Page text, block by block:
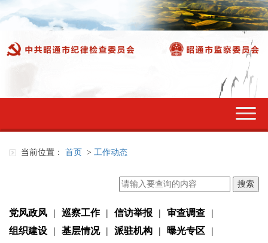
切
换
当前位置： 首页 > 工作动态
党风政风 | 巡察工作 | 信访举报 | 审查调查
|
组织建设
| 基层情况 | 派驻机构 | 曝光专区
|